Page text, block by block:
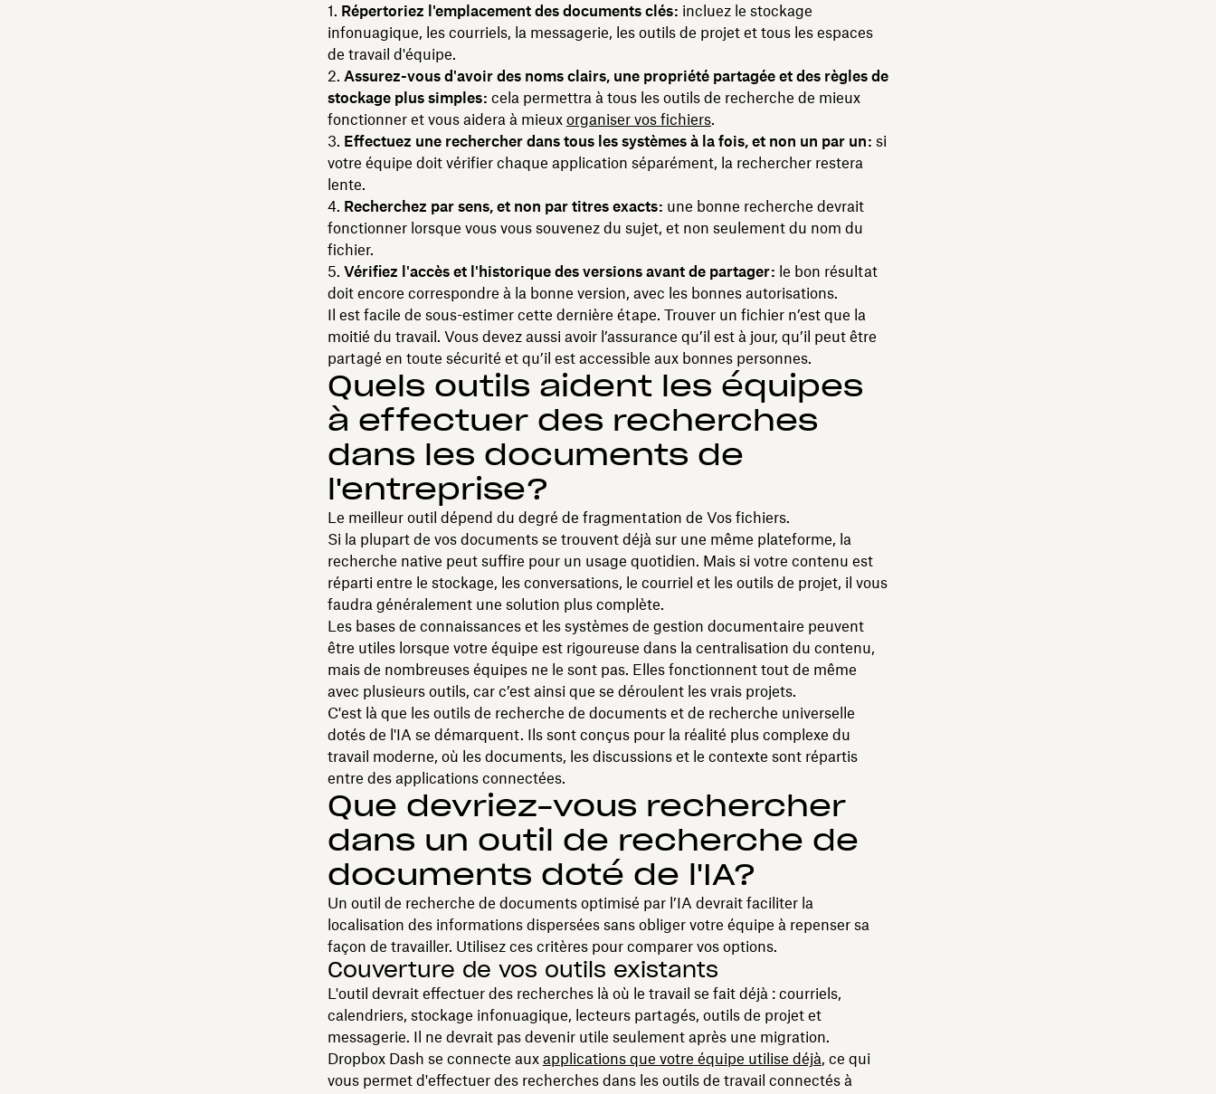
Répertoriez l'emplacement des documents clés : incluez le stockage
infonuagique, les courriels, la messagerie, les outils de projet et tous les espaces
de travail d'équipe.
Assurez-vous d'avoir des noms clairs, une propriété partagée et des règles de
stockage plus simples : cela permettra à tous les outils de recherche de mieux
fonctionner et vous aidera à mieux organiser vos fichiers.
Effectuez une rechercher dans tous les systèmes à la fois, et non un par un : si
votre équipe doit vérifier chaque application séparément, la rechercher restera
lente.
Recherchez par sens, et non par titres exacts : une bonne recherche devrait
fonctionner lorsque vous vous souvenez du sujet, et non seulement du nom du
fichier.
Vérifiez l'accès et l'historique des versions avant de partager : le bon résultat
doit encore correspondre à la bonne version, avec les bonnes autorisations.
Il est facile de sous-estimer cette dernière étape. Trouver un fichier n’est que la
moitié du travail. Vous devez aussi avoir l’assurance qu’il est à jour, qu’il peut être
partagé en toute sécurité et qu’il est accessible aux bonnes personnes.
Quels outils aident les équipes
à effectuer des recherches
dans les documents de
l'entreprise?
Le meilleur outil dépend du degré de fragmentation de Vos fichiers.
Si la plupart de vos documents se trouvent déjà sur une même plateforme, la
recherche native peut suffire pour un usage quotidien. Mais si votre contenu est
réparti entre le stockage, les conversations, le courriel et les outils de projet, il vous
faudra généralement une solution plus complète.
Les bases de connaissances et les systèmes de gestion documentaire peuvent
être utiles lorsque votre équipe est rigoureuse dans la centralisation du contenu,
mais de nombreuses équipes ne le sont pas. Elles fonctionnent tout de même
avec plusieurs outils, car c’est ainsi que se déroulent les vrais projets.
C'est là que les outils de recherche de documents et de recherche universelle
dotés de l'IA se démarquent. Ils sont conçus pour la réalité plus complexe du
travail moderne, où les documents, les discussions et le contexte sont répartis
entre des applications connectées.
Que devriez-vous rechercher
dans un outil de recherche de
documents doté de l'IA?
Un outil de recherche de documents optimisé par l’IA devrait faciliter la
localisation des informations dispersées sans obliger votre équipe à repenser sa
façon de travailler. Utilisez ces critères pour comparer vos options.
Couverture de vos outils existants
L'outil devrait effectuer des recherches là où le travail se fait déjà : courriels,
calendriers, stockage infonuagique, lecteurs partagés, outils de projet et
messagerie. Il ne devrait pas devenir utile seulement après une migration.
Dropbox Dash se connecte aux applications que votre équipe utilise déjà, ce qui
vous permet d'effectuer des recherches dans les outils de travail connectés à